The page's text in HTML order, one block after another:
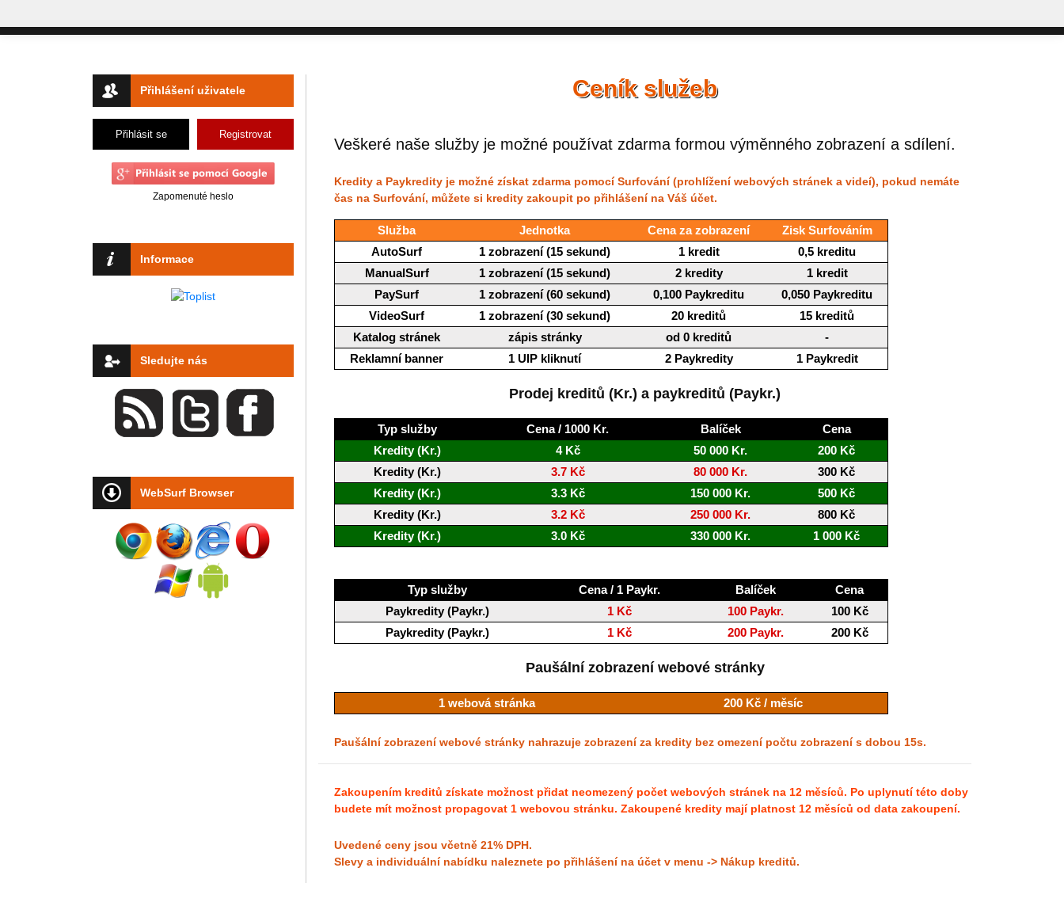
Přihlášení uživatele
Přihlásit se Registrovat
Zapomenuté heslo
Informace
Sledujte nás
WebSurf Browser
Ceník služeb
Veškeré naše služby je možné používat zdarma formou výměnného zobrazení a sdílení.
Kredity a Paykredity je možné získat zdarma pomocí Surfování (prohlížení webových stránek a videí), pokud nemáte
čas na Surfování, můžete si kredity zakoupit po přihlášení na Váš účet.
Služba Jednotka Cena za zobrazení
Zisk Surfováním
AutoSurf
1 zobrazení (15 sekund) 1 kredit
0,5 kreditu
ManualSurf
1 zobrazení (15 sekund) 2 kredity
1 kredit
PaySurf
1 zobrazení (60 sekund) 0,100 Paykreditu
0,050 Paykreditu
VideoSurf
1 zobrazení (30 sekund) 20 kreditů
15 kreditů
Katalog stránek
zápis stránky od 0 kreditů
-
Reklamní banner
1 UIP kliknutí 2 Paykredity 1 Paykredit
Prodej kreditů (Kr.) a paykreditů (Paykr.)
Typ služby Cena / 1000 Kr. Balíček
Cena
Kredity (Kr.)
4 Kč 50 000 Kr.
200 Kč
Kredity (Kr.)
3.7 Kč 80 000 Kr.
300 Kč
Kredity (Kr.)
3.3 Kč 150 000 Kr.
500 Kč
Kredity (Kr.)
3.2 Kč 250 000 Kr.
800 Kč
Kredity (Kr.)
3.0 Kč 330 000 Kr. 1 000 Kč
Typ služby Cena / 1 Paykr. Balíček
Cena
Paykredity (Paykr.)
1 Kč 100 Paykr.
100 Kč
Paykredity (Paykr.)
1 Kč 200 Paykr. 200 Kč
Paušální zobrazení webové stránky
1 webová stránka 200 Kč / měsíc
Paušální zobrazení webové stránky nahrazuje zobrazení za kredity bez omezení počtu zobrazení s dobou 15s.
Zakoupením kreditů získate možnost přidat neomezený počet webových stránek na 12 měsíců. Po uplynutí této doby
budete mít možnost propagovat 1 webovou stránku. Zakoupené kredity mají platnost 12 měsíců od data zakoupení.
Uvedené ceny jsou včetně 21% DPH.
Slevy a individuální nabídku naleznete po přihlášení na účet v menu -> Nákup kreditů.